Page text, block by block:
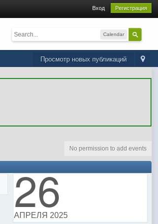
Вход Регистрация
Calendar
Просмотр новых публикаций
No permission to add events
26
АПРЕЛЯ 2025